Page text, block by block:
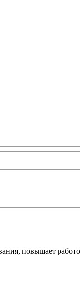
повышает